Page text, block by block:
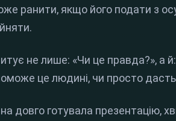
ранити, якщо його подати з
не лише: «Чи це правда?», а
це людині, чи просто дасть
довго готувала презентацію,